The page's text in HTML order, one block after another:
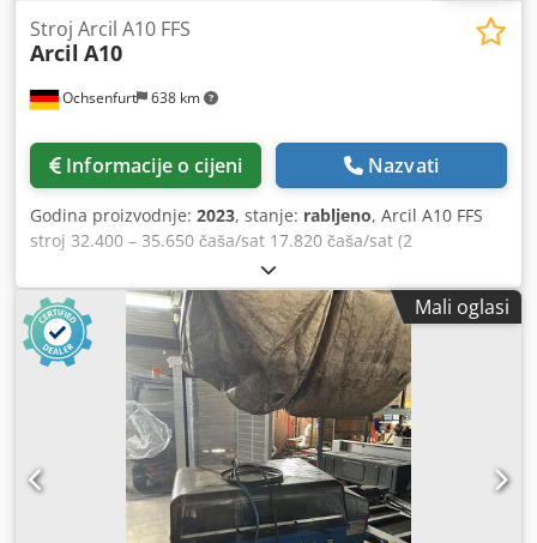
Ochsenfurt 638 km
Stroj Arcil A10 FFS
Arcil A10
Informacije o cijeni Nazvati
Godina proizvodnje: 2023, stanje: rabljeno, Arcil A10 FFS
stroj 32.400 – 35.650 čaša/sat 17.820 čaša/sat (2
čaše/jedinica s mogućnošću podizanja) 4,1 t/sat Format
preše za 2 čaše/jedinica 60 g – 115 g količina punjenja 12
čaša/posuda za pojedinačne čaše 24 čaše/posuda za
dvoslojni proizvod Djdozmafkepfx Akkeck 16 čaša/posuda
za male posude 8 čaša/posuda za 2 čaše s mogućnošću
podizanja Asortiman proizvoda: Pudinzi s ili bez kreme,
mousse bez kreme. Stanje: Dobro. Dodatna lokacija: E3.
Mali oglasi